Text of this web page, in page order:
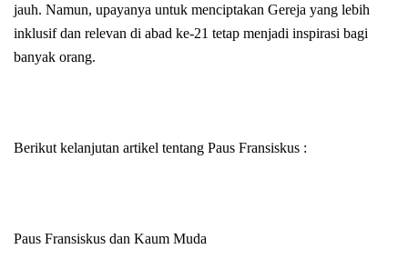
jauh. Namun, upayanya untuk menciptakan Gereja yang lebih
inklusif dan relevan di abad ke-21 tetap menjadi inspirasi bagi
banyak orang.
Berikut kelanjutan artikel tentang Paus Fransiskus :
Paus Fransiskus dan Kaum Muda